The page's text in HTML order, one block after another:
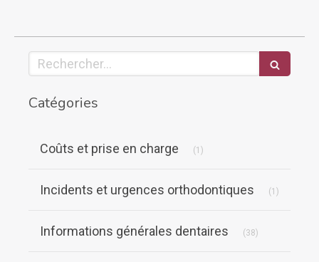
Rechercher
Catégories
Coûts et prise en charge (1)
Incidents et urgences orthodontiques (1)
Informations générales dentaires (38)